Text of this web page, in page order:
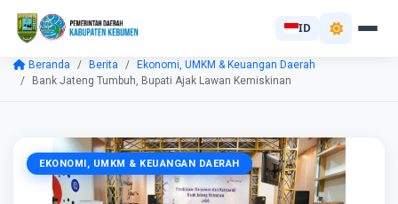
ID
Beranda Berita
Ekonomi, UMKM & Keuangan Daerah
Bank Jateng Tumbuh, Bupati Ajak Lawan Kemiskinan
EKONOMI, UMKM & KEUANGAN DAERAH